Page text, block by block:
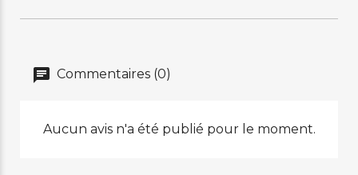
Commentaires (0)
Aucun avis n'a été publié pour le moment.